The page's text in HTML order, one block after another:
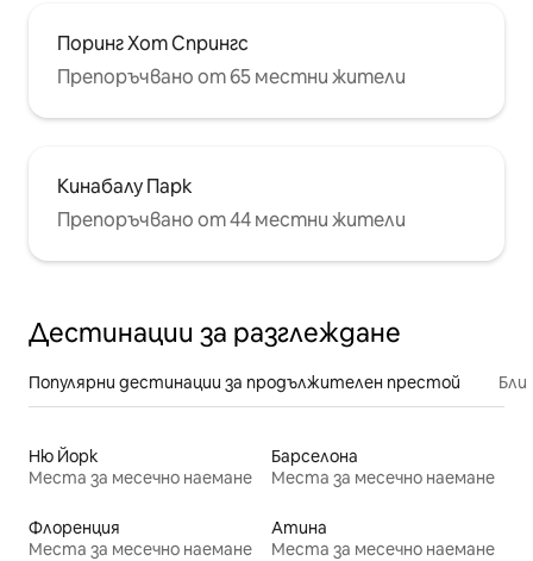
Поринг Хот Спрингс
Препоръчвано от 65 местни жители
Кинабалу Парк
Препоръчвано от 44 местни жители
Дестинации за разглеждане
Популярни дестинации за продължителен престой
Ню Йорк
Места за месечно наемане
Барселона
Места за месечно наемане
Флоренция
Места за месечно наемане
Атина
Места за месечно наемане